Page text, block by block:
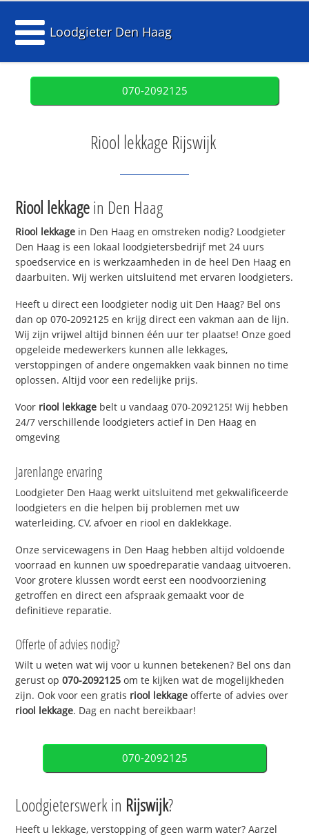
Loodgieter Den Haag
070-2092125
Riool lekkage Rijswijk
Riool lekkagein Den Haag
Riool lekkage in Den Haag en omstreken nodig? Loodgieter
Den Haag is een lokaal loodgietersbedrijf met 24 uurs
spoedservice en is werkzaamheden in de heel Den Haag en
daarbuiten. Wij werken uitsluitend met ervaren loodgieters.
Heeft u direct een loodgieter nodig uit Den Haag? Bel ons
dan op 070-2092125 en krijg direct een vakman aan de lijn.
Wij zijn vrijwel altijd binnen één uur ter plaatse! Onze goed
opgeleide medewerkers kunnen alle lekkages,
verstoppingen of andere ongemakken vaak binnen no time
oplossen. Altijd voor een redelijke prijs.
Voor riool lekkage belt u vandaag 070-2092125! Wij hebben
24/7 verschillende loodgieters actief in Den Haag en
omgeving
Jarenlange ervaring
Loodgieter Den Haag werkt uitsluitend met gekwalificeerde
loodgieters en die helpen bij problemen met uw
waterleiding, CV, afvoer en riool en daklekkage.
Onze servicewagens in Den Haag hebben altijd voldoende
voorraad en kunnen uw spoedreparatie vandaag uitvoeren.
Voor grotere klussen wordt eerst een noodvoorziening
getroffen en direct een afspraak gemaakt voor de
definitieve reparatie.
Offerte of advies nodig?
Wilt u weten wat wij voor u kunnen betekenen? Bel ons dan
gerust op070-2092125 om te kijken wat de mogelijkheden
zijn. Ook voor een gratis riool lekkage offerte of advies over
riool lekkage. Dag en nacht bereikbaar!
070-2092125
Loodgieterswerk in Rijswijk?
Heeft u lekkage, verstopping of geen warm water? Aarzel